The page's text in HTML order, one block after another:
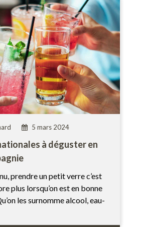
5 mars 2024
à déguster en
prendre un petit verre c’est
plus lorsqu’on est en bonne
les surnomme alcool, eau-